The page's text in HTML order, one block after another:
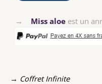
→ Miss aloe est un
→ Coffret Infinite